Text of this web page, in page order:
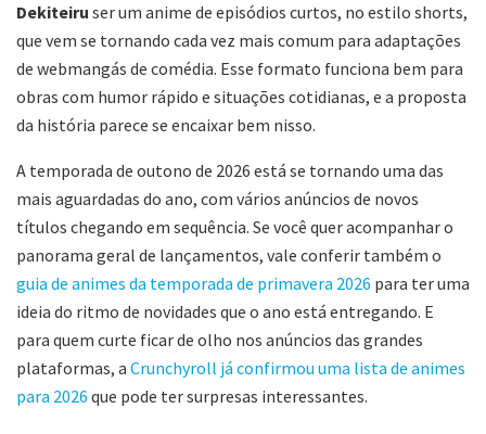
Dekiteiru ser um anime de episódios curtos, no estilo shorts,
que vem se tornando cada vez mais comum para adaptações
de webmangás de comédia. Esse formato funciona bem para
obras com humor rápido e situações cotidianas, e a proposta
da história parece se encaixar bem nisso.
A temporada de outono de 2026 está se tornando uma das
mais aguardadas do ano, com vários anúncios de novos
títulos chegando em sequência. Se você quer acompanhar o
panorama geral de lançamentos, vale conferir também o
guia de animes da temporada de primavera 2026 para ter uma
ideia do ritmo de novidades que o ano está entregando. E
para quem curte ficar de olho nos anúncios das grandes
plataformas, a Crunchyroll já confirmou uma lista de animes
para 2026 que pode ter surpresas interessantes.